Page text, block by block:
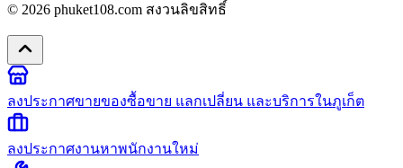
© 2026 phuket108.com สงวนลิขสิทธิ์
ลงประกาศขายของซื้อขาย แลกเปลี่ยน และบริการในภูเก็ต
ลงประกาศงานหาพนักงานใหม่